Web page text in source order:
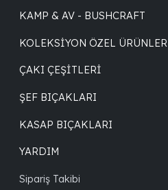
KAMP & AV - BUSHCRAFT
KOLEKSIYON ÖZEL ÜRÜNLER
ÇAKI ÇEŞITLERI
ŞEF BIÇAKLARI
KASAP BIÇAKLARI
YARDIM
Sipariş Takibi